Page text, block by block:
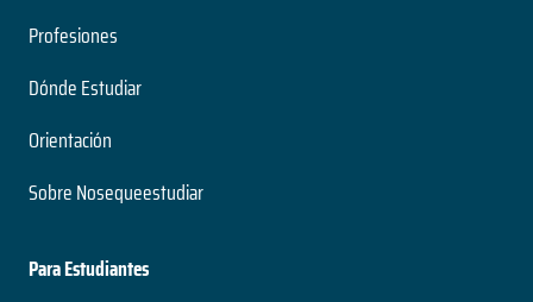
Profesiones
Dónde Estudiar
Orientación
Sobre Nosequeestudiar
Para Estudiantes